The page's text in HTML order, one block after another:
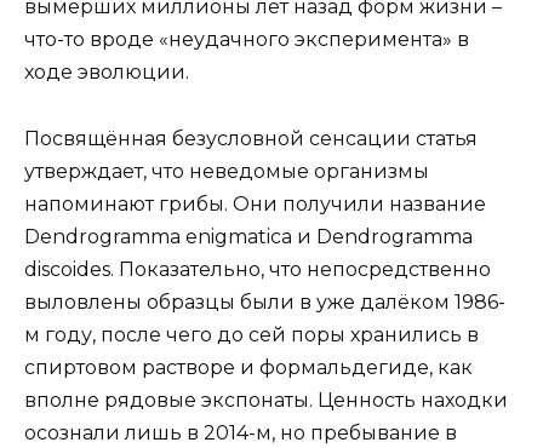
вымерших миллионы лет назад форм жизни –
что-то вроде «неудачного эксперимента» в
ходе эволюции.
Посвящённая безусловной сенсации статья
утверждает, что неведомые организмы
напоминают грибы. Они получили название
Dendrogramma enigmatica и Dendrogramma
discoides. Показательно, что непосредственно
выловлены образцы были в уже далёком 1986-
м году, после чего до сей поры хранились в
спиртовом растворе и формальдегиде, как
вполне рядовые экспонаты. Ценность находки
осознали лишь в 2014-м, но пребывание в